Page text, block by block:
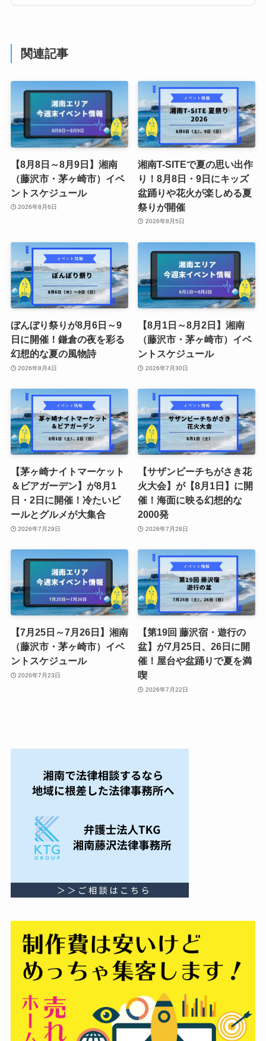
関連記事
【8月8日～8月9日】湘南
（藤沢市・茅ヶ崎市）イベ
ントスケジュール
2026年8月6日
湘南T-SITEで夏の思い出作
り！8月8日・9日にキッズ
盆踊りや花火が楽しめる夏
祭りが開催
2026年8月5日
ぼんぼり祭りが8月6日～9
日に開催！鎌倉の夜を彩る
幻想的な夏の風物詩
2026年8月4日
【8月1日～8月2日】湘南
（藤沢市・茅ヶ崎市）イベ
ントスケジュール
2026年7月30日
【茅ヶ崎ナイトマーケット
＆ビアガーデン】が8月1
日・2日に開催！冷たいビ
ールとグルメが大集合
2026年7月29日
【サザンビーチちがさき花
火大会】が【8月1日】に開
催！海面に映る幻想的な
2000発
2026年7月28日
【7月25日～7月26日】湘南
（藤沢市・茅ヶ崎市）イベ
ントスケジュール
2026年7月23日
【第19回 藤沢宿・遊行の
盆】が7月25日、26日に開
催！屋台や盆踊りで夏を満
喫
2026年7月22日